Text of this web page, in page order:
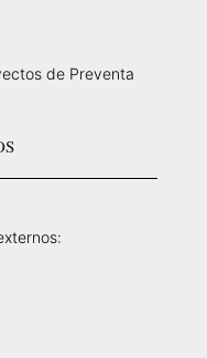
de Preventa